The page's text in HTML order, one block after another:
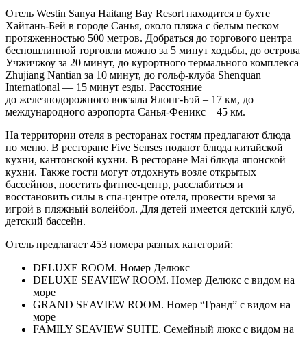
Отель Westin Sanya Haitang Bay Resort находится в бухте
Хайтань-Бей в городе Санья, около пляжа с белым песком
протяженностью 500 метров. Добраться до торгового центра
беспошлинной торговли можно за 5 минут ходьбы, до острова
Учжичжоу за 20 минут, до курортного термального комплекса
Zhujiang Nantian за 10 минут, до гольф-клуба Shenquan
International — 15 минут езды. Расстояние
до железнодорожного вокзала Ялонг-Бэй – 17 км, до
международного аэропорта Санья-Феникс – 45 км.
На территории отеля в ресторанах гостям предлагают блюда
по меню. В ресторане Five Senses подают блюда китайской
кухни, кантонской кухни. В ресторане Mai блюда японской
кухни. Также гости могут отдохнуть возле открытых
бассейнов, посетить фитнес-центр, расслабиться и
восстановить силы в спа-центре отеля, провести время за
игрой в пляжный волейбол. Для детей имеется детский клуб,
детский бассейн.
Отель предлагает 453 номера разных категорий:
DELUXE ROOM. Номер Делюкс
DELUXE SEAVIEW ROOM. Номер Делюкс с видом на
море
GRAND SEAVIEW ROOM. Номер “Гранд” с видом на
море
FAMILY SEAVIEW SUITE. Семейный люкс с видом на